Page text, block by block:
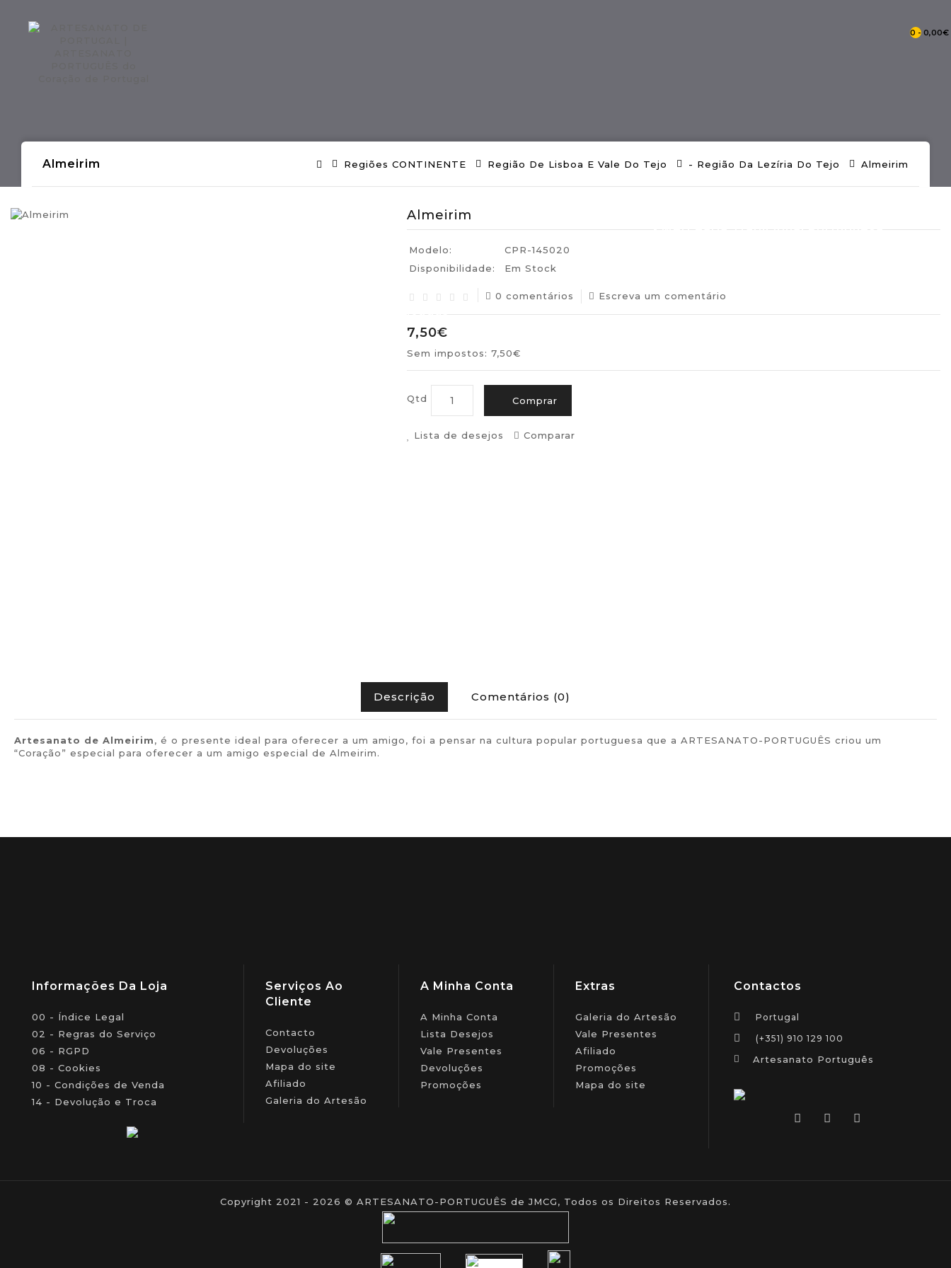
0 - 0,00€
- Mercearia Tradicional Portuguesa
- Produções Artesanais Tradicionais Portuguesas Certificadas
Almeirim Regiões CONTINENTE Região De Lisboa E Vale Do Tejo - Região Da Lezíria Do Tejo Almeirim
Almeirim
Modelo:
CPR-145020
Disponibilidade:
Em Stock
0 comentários Escreva um comentário
7,50€
Sem impostos: 7,50€
Qtd Comprar
Lista de desejos Comparar
Descrição Comentários (0)
Artesanato de Almeirim, é o presente ideal para oferecer a um amigo, foi a pensar na cultura popular portuguesa que a ARTESANATO-PORTUGUÊS criou um
“Coração” especial para oferecer a um amigo especial de Almeirim.
Informações Da Loja
00 - Índice Legal
02 - Regras do Serviço
06 - RGPD
08 - Cookies
10 - Condições de Venda
14 - Devolução e Troca
Serviços Ao
Cliente
Contacto
Devoluções
Mapa do site
Afiliado
Galeria do Artesão
A Minha Conta
A Minha Conta
Lista Desejos
Vale Presentes
Devoluções
Promoções
Extras
Galeria do Artesão
Vale Presentes
Afiliado
Promoções
Mapa do site
Contactos
Portugal
(+351) 910 129 100
Artesanato Português
Copyright 2021 - 2026 © ARTESANATO-PORTUGUÊS de JMCG, Todos os Direitos Reservados.